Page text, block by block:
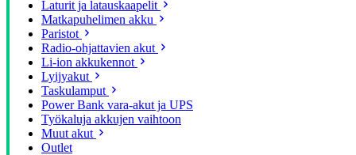
Laturit ja latauskaapelit
Matkapuhelimen akku
Paristot
Radio-ohjattavien akut
Li-ion akkukennot
Lyijyakut
Taskulamput
Power Bank vara-akut ja UPS
Työkaluja akkujen vaihtoon
Muut akut
Outlet